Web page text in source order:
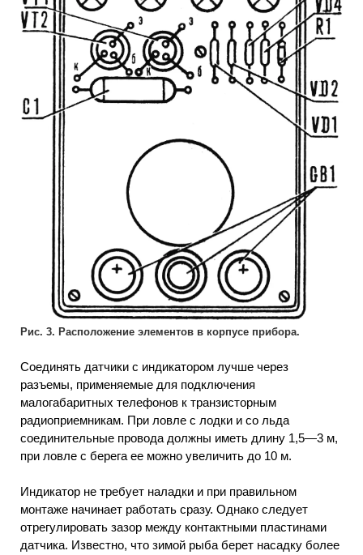
Рис. 3. Расположение элементов в корпусе прибора.
Соединять датчики с индикатором лучше через
разъемы, применяемые для подключения
малогабаритных телефонов к транзисторным
радиоприемникам. При ловле с лодки и со льда
соединительные провода должны иметь длину 1,5—3 м,
при ловле с берега ее можно увеличить до 10 м.
Индикатор не требует наладки и при правильном
монтаже начинает работать сразу. Однако следует
отрегулировать зазор между контактными пластинами
датчика. Известно, что зимой рыба берет насадку более